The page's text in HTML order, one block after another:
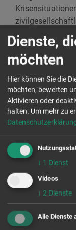
Bedarf vor Ort
insbesondere
Mitarbeitende
Weiterführende
Krisen-Dialog-
auf der
Dienste,
möchten
Hier können Sie die
möchten, bewerten
Aktivieren oder
halten. Um mehr zu
↓ 1 Dienst
Videos
↓ 2 Dienste
Alle Dienste